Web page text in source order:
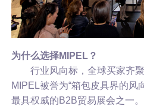
为什么选择MIPEL？
行业风向标，全球买家齐聚
MIPEL被誉为“箱包皮具界的风
最具权威的B2B贸易展会之一